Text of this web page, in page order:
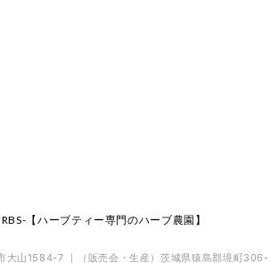
【ハーブティー専門のハーブ農園】
大山1584-7 ｜（販売会・生産）茨城県猿島郡境町306-